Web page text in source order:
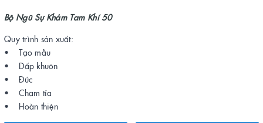
Bộ Ngũ Sự Khảm Tam Khí 50
Quy trình sản xuất:
• Tạo mẫu
• Dấp khuôn
• Đúc
• Chạm tỉa
• Hoàn thiện